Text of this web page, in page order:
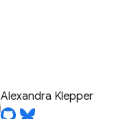
Alexandra Klepper